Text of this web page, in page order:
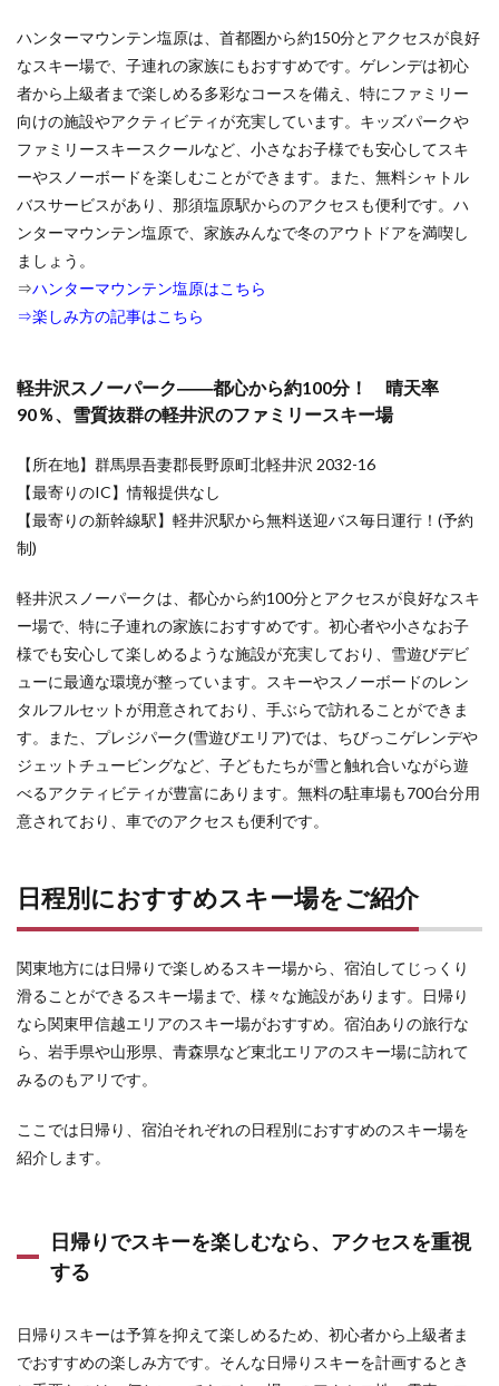
ドを堪
能
6.3.6
万座温
泉スキ
ー場
――温
泉地と
知ら
れ、ア
フター
を十分
6.3.7
水上高
ーリゾ
――雪
上アク
オグナ
ほたか
スキー
充実し
たスノ
ーパー
クを楽
しめる
6.4
おす
すめ
スキ
6.4.1
ハンタ
ーマウ
ンテン
塩原
級！
雄大な
楽しめ
る
ルワイ
ススキ
ーリゾ
ハンターマウンテン塩原は、首都圏から約150分とアクセスが良好
なスキー場で、子連れの家族にもおすすめです。ゲレンデは初心
者から上級者まで楽しめる多彩なコースを備え、特にファミリー
向けの施設やアクティビティが充実しています。キッズパークや
ファミリースキースクールなど、小さなお子様でも安心してスキ
ーやスノーボードを楽しむことができます。また、無料シャトル
バスサービスがあり、那須塩原駅からのアクセスも便利です。ハ
ンターマウンテン塩原で、家族みんなで冬のアウトドアを満喫し
ましょう。
⇒ハンターマウンテン塩原はこちら
⇒楽しみ方の記事はこちら
軽井沢スノーパーク――都心から約100分！ 晴天率
90％、雪質抜群の軽井沢のファミリースキー場
【所在地】群馬県吾妻郡長野原町北軽井沢 2032-16
【最寄りのIC】情報提供なし
【最寄りの新幹線駅】軽井沢駅から無料送迎バス毎日運行！(予約
制)
軽井沢スノーパークは、都心から約100分とアクセスが良好なスキ
ー場で、特に子連れの家族におすすめです。初心者や小さなお子
様でも安心して楽しめるような施設が充実しており、雪遊びデビ
ューに最適な環境が整っています。スキーやスノーボードのレン
タルフルセットが用意されており、手ぶらで訪れることができま
す。また、プレジパーク(雪遊びエリア)では、ちびっこゲレンデや
ジェットチュービングなど、子どもたちが雪と触れ合いながら遊
べるアクティビティが豊富にあります。無料の駐車場も700台分用
意されており、車でのアクセスも便利です。
日程別におすすめスキー場をご紹介
関東地方には日帰りで楽しめるスキー場から、宿泊してじっくり
滑ることができるスキー場まで、様々な施設があります。日帰り
なら関東甲信越エリアのスキー場がおすすめ。宿泊ありの旅行な
ら、岩手県や山形県、青森県など東北エリアのスキー場に訪れて
みるのもアリです。
ここでは日帰り、宿泊それぞれの日程別におすすめのスキー場を
紹介します。
日帰りでスキーを楽しむなら、アクセスを重視
する
日帰りスキーは予算を抑えて楽しめるため、初心者から上級者ま
でおすすめの楽しみ方です。そんな日帰りスキーを計画するとき